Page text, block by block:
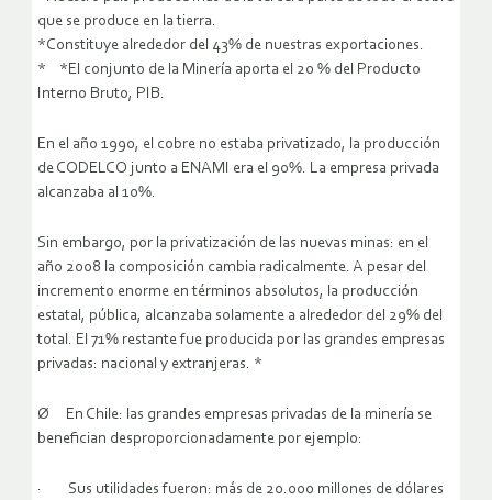
que se produce en la tierra.
*Constituye alrededor del 43% de nuestras exportaciones.
* *El conjunto de la Minería aporta el 20 % del Producto
Interno Bruto, PIB.
En el año 1990, el cobre no estaba privatizado, la producción
de CODELCO junto a ENAMI era el 90%. La empresa privada
alcanzaba al 10%.
Sin embargo, por la privatización de las nuevas minas: en el
año 2008 la composición cambia radicalmente. A pesar del
incremento enorme en términos absolutos, la producción
estatal, pública, alcanzaba solamente a alrededor del 29% del
total. El 71% restante fue producida por las grandes empresas
privadas: nacional y extranjeras. *
Ø En Chile: las grandes empresas privadas de la minería se
benefician desproporcionadamente por ejemplo:
· Sus utilidades fueron: más de 20.000 millones de dólares